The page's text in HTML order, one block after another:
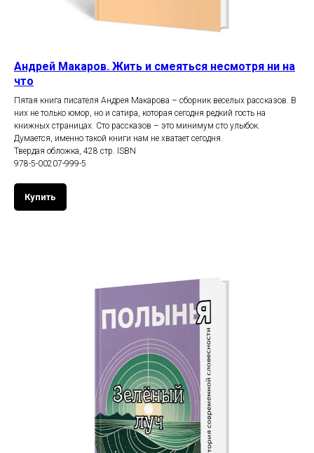
Андрей Макаров. Жить и смеяться несмотря ни на
что
Пятая книга писателя Андрея Макарова – сборник веселых рассказов. В
них не только юмор, но и сатира, которая сегодня редкий гость на
книжных страницах. Сто рассказов – это минимум сто улыбок.
Думается, именно такой книги нам не хватает сегодня.
Твердая обложка, 428 стр. ISBN
978-5-00207-999-5
Купить